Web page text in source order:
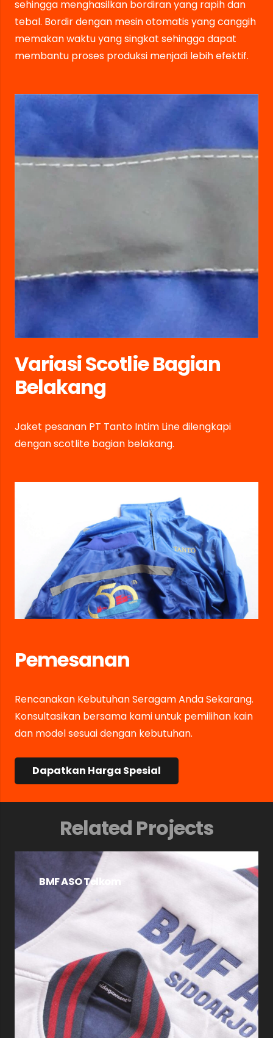
sehingga menghasilkan bordiran yang rapih dan
tebal. Bordir dengan mesin otomatis yang canggih
memakan waktu yang singkat sehingga dapat
membantu proses produksi menjadi lebih efektif.
Variasi Scotlie Bagian
Belakang
Jaket pesanan PT Tanto Intim Line dilengkapi
dengan scotlite bagian belakang.
Pemesanan
Rencanakan Kebutuhan Seragam Anda Sekarang.
Konsultasikan bersama kami untuk pemilihan kain
dan model sesuai dengan kebutuhan.
Dapatkan Harga Spesial
Related Projects
BMF ASO Telkom